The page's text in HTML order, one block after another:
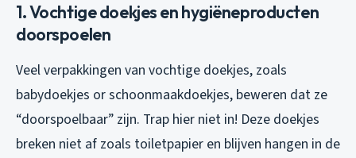
1. Vochtige doekjes en hygiëneproducten
doorspoelen
Veel verpakkingen van vochtige doekjes, zoals
babydoekjes or schoonmaakdoekjes, beweren dat ze
“doorspoelbaar” zijn. Trap hier niet in! Deze doekjes
breken niet af zoals toiletpapier en blijven hangen in de